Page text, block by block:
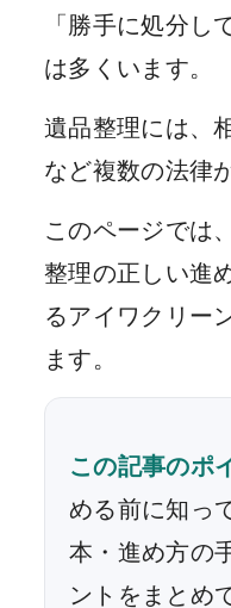
「勝手に処分し
は多くいます。
遺品整理には、
など複数の法律
このページでは
整理の正しい進
るアイワクリー
ます。
この記事のポ
める前に知っ
本・進め方の
ントをまとめ